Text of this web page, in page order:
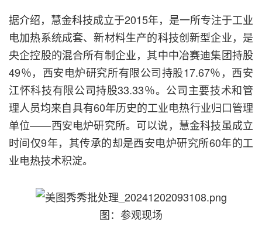
据介绍，慧金科技成立于2015年，是一所专注于工业
电加热系统成套、新材料生产的科技创新型企业，是
央企控股的混合所有制企业，其中中冶赛迪集团持股
49％，西安电炉研究所有限公司持股17.67％，西安
江怀科技有限公司持股33.33％。公司主要技术和管
理人员均来自具有60年历史的工业电热行业归口管理
单位——西安电炉研究所。可以说，慧金科技虽成立
时间仅9年，其传承的却是西安电炉研究所60年的工
业电热技术积淀。
图：参观现场